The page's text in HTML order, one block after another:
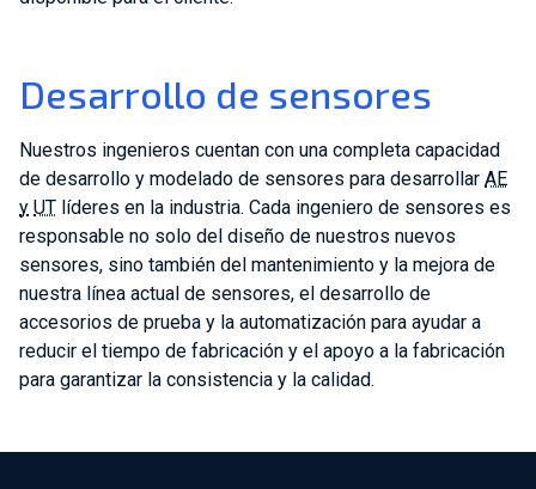
Desarrollo de sensores
Nuestros ingenieros cuentan con una completa capacidad
de desarrollo y modelado de sensores para desarrollar AE
y UT líderes en la industria. Cada ingeniero de sensores es
responsable no solo del diseño de nuestros nuevos
sensores, sino también del mantenimiento y la mejora de
nuestra línea actual de sensores, el desarrollo de
accesorios de prueba y la automatización para ayudar a
reducir el tiempo de fabricación y el apoyo a la fabricación
para garantizar la consistencia y la calidad.